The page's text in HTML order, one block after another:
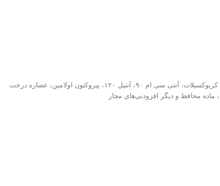
آب دیونیزه، آمونیوم لورت سولفات، عصاره آلوئه ورا، کوکامیدوپروپیل بتائین، دی سدیم لورت سولفوسوکسینات، کوکوگلوکوزید، گلیسرین، سدیم پیرولیدون کربوکسیلات، آنتی سی ام ۹۰، آنتیل ۱۲۰، پیروکتون اولامین، عصاره درخت